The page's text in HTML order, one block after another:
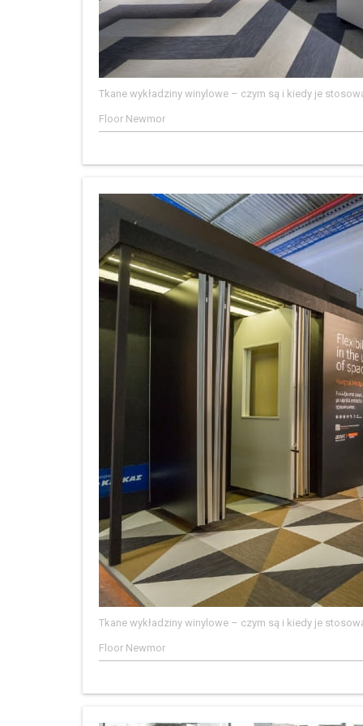
Tkane wykładziny winylowe – czym są i kiedy je
Floor Newmor
Tkane wykładziny winylowe – czym są i kiedy je
Floor Newmor